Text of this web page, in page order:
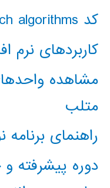
کد classical AI search algorithms
کاربردهای نرم
مشاهده
متلب
راهنمای
دوره پیشرفته